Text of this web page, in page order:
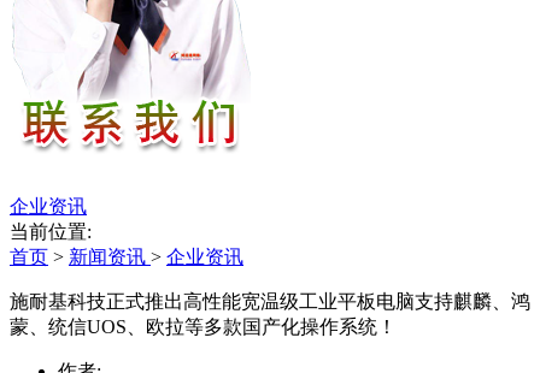
企业资讯
当前位置:
首页 > 新闻资讯 > 企业资讯
施耐基科技正式推出高性能宽温级工业平板电脑支持麒麟、鸿
蒙、统信UOS、欧拉等多款国产化操作系统！